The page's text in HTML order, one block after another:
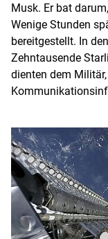
Musk. Er bat
Wenige Stunden
bereitgestellt. In
Zehntausende
dienten dem